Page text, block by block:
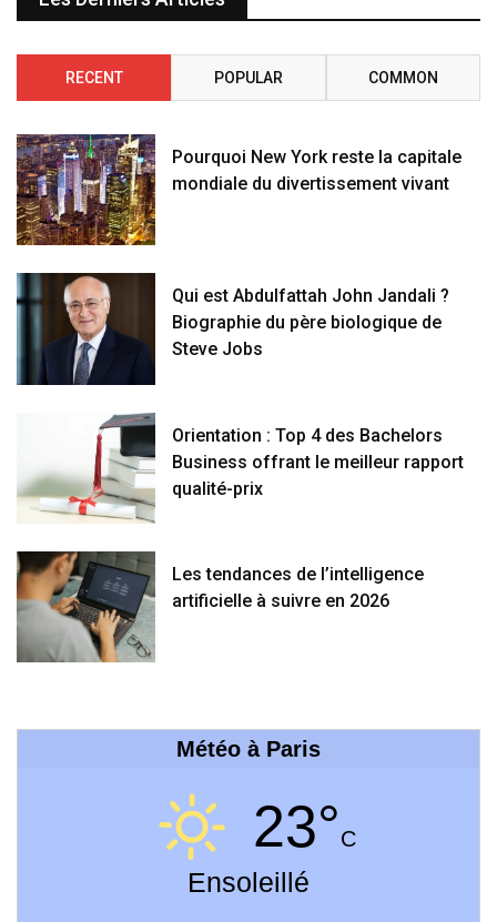
RECENT POPULAR COMMON
Pourquoi New York reste la capitale
mondiale du divertissement vivant
Qui est Abdulfattah John Jandali ?
Biographie du père biologique de
Steve Jobs
Orientation : Top 4 des Bachelors
Business offrant le meilleur rapport
qualité-prix
Les tendances de l’intelligence
artificielle à suivre en 2026
Météo à Paris
23°C
Ensoleillé